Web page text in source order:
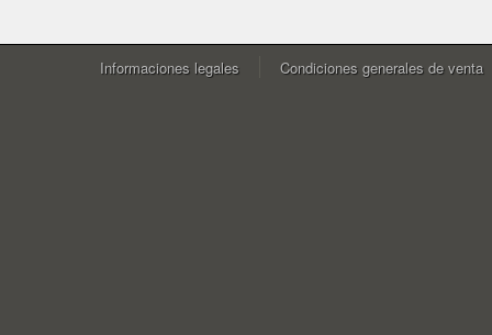
Informaciones legales Condiciones generales de venta